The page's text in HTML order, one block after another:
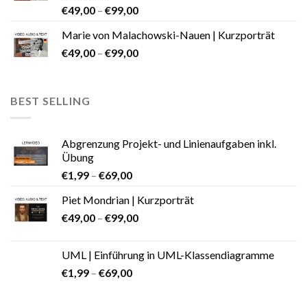
€49,00 – €99,00
Marie von Malachowski-Nauen | Kurzporträt
€49,00 – €99,00
BEST SELLING
Abgrenzung Projekt- und Linienaufgaben inkl.
Übung
€1,99 – €69,00
Piet Mondrian | Kurzporträt
€49,00 – €99,00
UML | Einführung in UML-Klassendiagramme
€1,99 – €69,00